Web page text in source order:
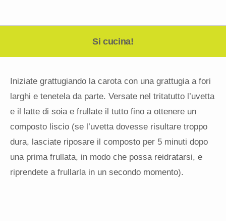
Si cucina!
Iniziate grattugiando la carota con una grattugia a fori
larghi e tenetela da parte. Versate nel tritatutto l’uvetta
e il latte di soia e frullate il tutto fino a ottenere un
composto liscio (se l’uvetta dovesse risultare troppo
dura, lasciate riposare il composto per 5 minuti dopo
una prima frullata, in modo che possa reidratarsi, e
riprendete a frullarla in un secondo momento).